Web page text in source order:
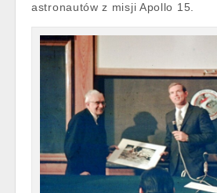
astronautów z misji Apollo 15.